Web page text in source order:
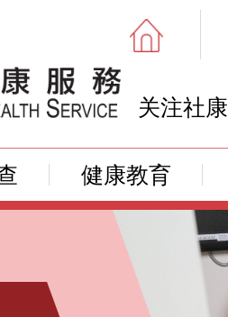
关注社康
健康教育